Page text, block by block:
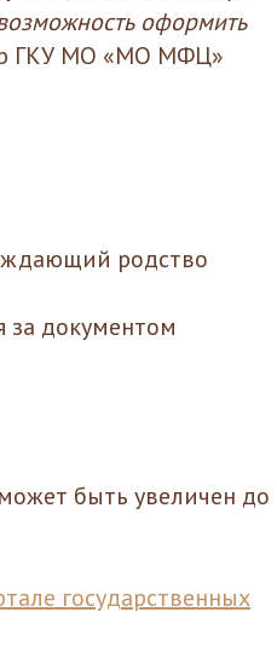
оформить
ГКУ МО «МО МФЦ»
родство
за документом
быть увеличен до
государственных